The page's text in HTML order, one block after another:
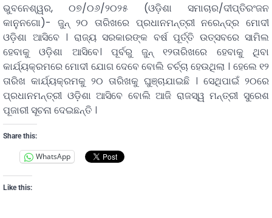
ଭୁବନେଶ୍ୱର, ୦୭/୦୬/୨୦୨୫ (ଓଡ଼ିଶା ସମାଚାର/ଦୀପ୍ତିରଂଜନ
କାନୁନଗୋ)- ଜୁନ୍‍ ୨୦ ତାରିଖରେ ପ୍ରଧାନମନ୍ତ୍ରୀ ନରେନ୍ଦ୍ର ମୋଦୀ
ଓଡ଼ିଶା ଆସିବେ । ରାଜ୍ୟ ସରକାରଙ୍କ ବର୍ଷ ପୂର୍ତ୍ତି ଉତ୍ସବରେ ସାମିଲ
ହେବାକୁ ଓଡ଼ିଶା ଆସିବେ। ପୂର୍ବରୁ ଜୁନ୍‍ ୧୨ତାରିଖରେ ହେବାକୁ ଥିବା
କାର୍ଯ୍ୟକ୍ରମରେ ମୋଦୀ ଯୋଗ ଦେବେ ବୋଲି ଚର୍ଚ୍ଚା ହେଉଥିଲା । ହେଲେ ୧୨
ତାରିଖ କାର୍ଯ୍ୟକ୍ରମକୁ ୨୦ ତାରିଖକୁ ଘୁଞ୍ଚାଯାଇଛି । ସେଥିପାଇଁ ୨୦ରେ
ପ୍ରଧାନମନ୍ତ୍ରୀ ଓଡ଼ିଶା ଆସିବେ ବୋଲି ଆଜି ରାଜସ୍ୱ ମନ୍ତ୍ରୀ ସୁରେଶ
ପୂଜାରୀ ସୂଚନା ଦେଇଛନ୍ତି ।
Share this:
WhatsApp
Like this: